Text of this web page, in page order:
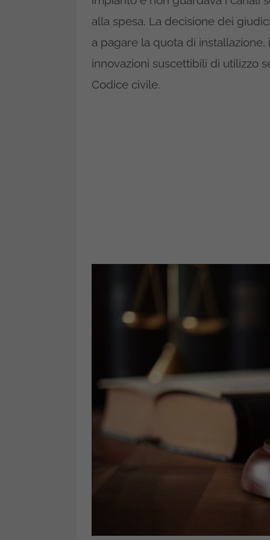
alla spesa. La decisione dei
a pagare la quota di
innovazioni suscettibili di utilizzo
Codice civile.